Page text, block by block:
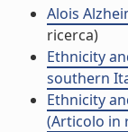
Alois
ricerca)
Ethnicity
southern
Ethnicity
(Articolo in